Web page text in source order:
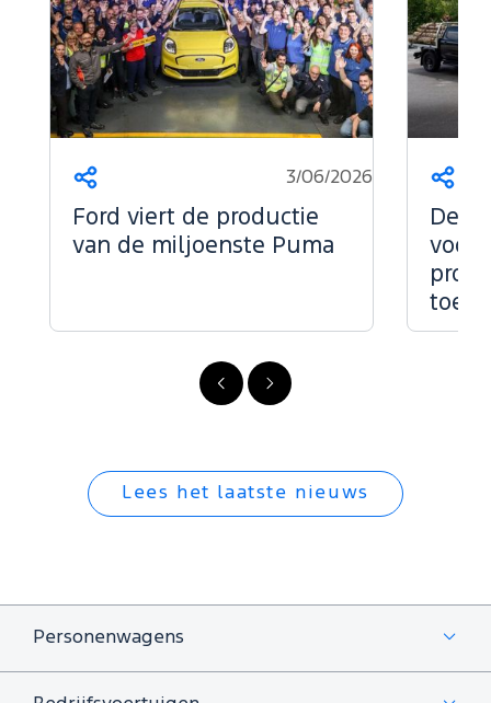
Volgende
Vorige
Deel
op...
3/06/2026
Ford viert de productie
van de miljoenste Puma
Deel
op...
De
voor
Lees het laatste nieuws
Personenwagens